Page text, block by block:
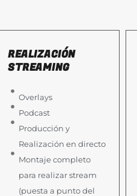
REALIZACIÓN
STREAMING
Overlays
Podcast
Producción y
Realización en directo
Montaje completo
para realizar stream
(puesta a punto del